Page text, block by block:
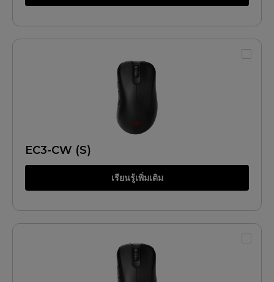
EC3-CW (S)
เรียนรู้เพิ่มเติม